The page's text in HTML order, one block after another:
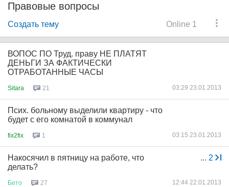
Правовые вопросы
Online 1
Создать тему
ВОПОС ПО Труд. праву НЕ ПЛАТЯТ
ДЕНЬГИ ЗА ФАКТИЧЕСКИ
ОТРАБОТАННЫЕ ЧАСЫ
Sitara 21 03:29 23.01.2013
Псих. больному выделили квартиру - что
будет с его комнатой в коммунал
fix2fix 1 03:15 23.01.2013
... 2
Накосячил в пятницу на работе, что
делать?
Бето 27 12:44 22.01.2013